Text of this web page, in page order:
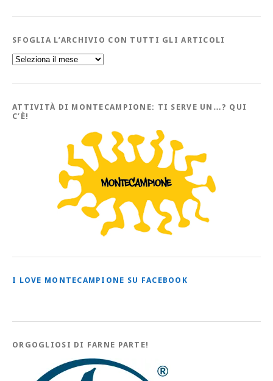
SFOGLIA L’ARCHIVIO CON TUTTI GLI ARTICOLI
Sfoglia
l’Archivio
tutti
Articoli
ATTIVITÀ DI MONTECAMPIONE: TI SERVE UN…? QUI
C’È!
I LOVE MONTECAMPIONE SU FACEBOOK
ORGOGLIOSI DI FARNE PARTE!